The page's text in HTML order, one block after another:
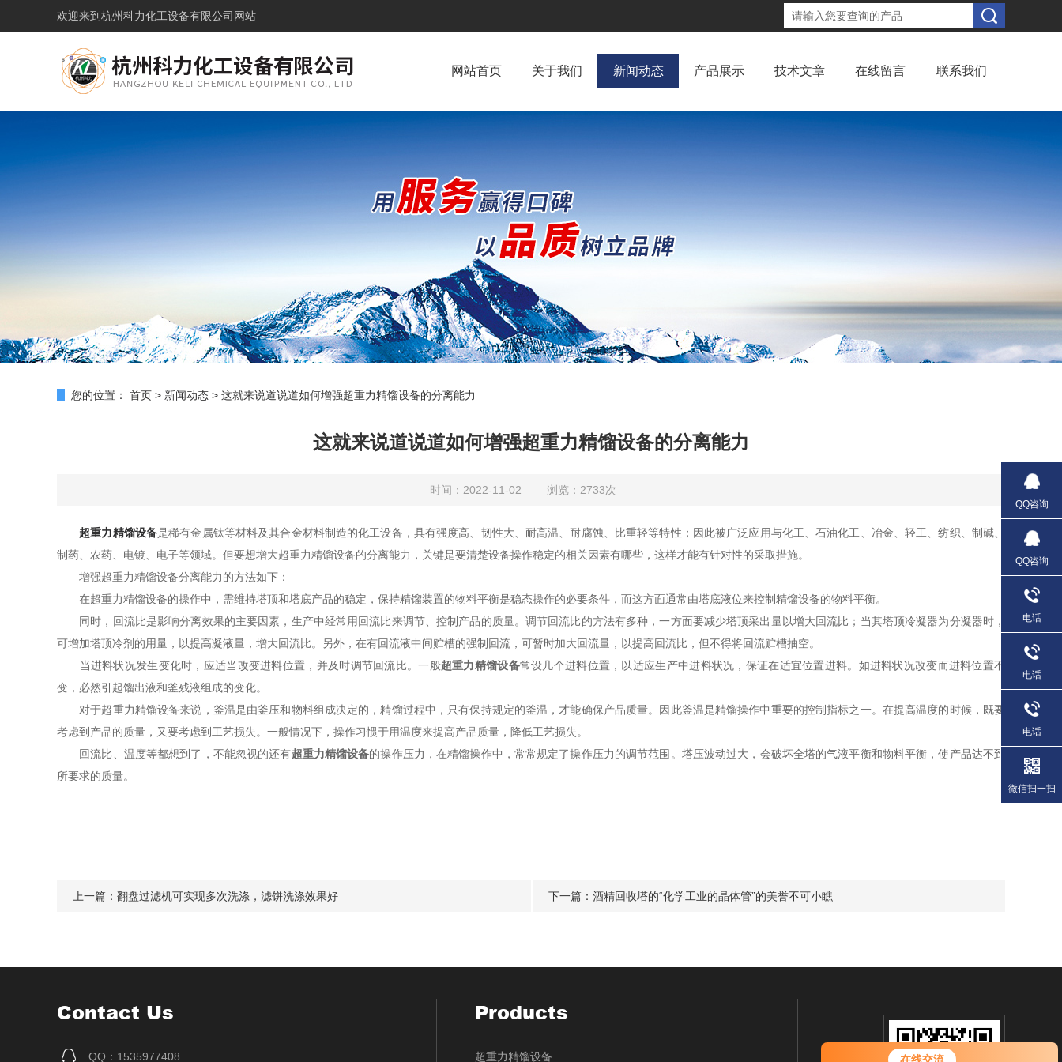
欢迎来到 杭州科力化工设备有限公司网站
网站首页 关于我们 新闻动态 产品展示 技术文章 在线留言 联系我们
您的位置： 首页 > 新闻动态 > 这就来说道说道如何增强超重力精馏设备的分离能力
这就来说道说道如何增强超重力精馏设备的分离能力
时间：2022-11-02 浏览：2733次
超重力精馏设备是稀有金属钛等材料及其合金材料制造的化工设备，具有强度高、韧性大、耐高温、耐腐蚀、比重轻等特性；因此被广泛应用与化工、石油化工、冶金、轻工、纺织、制碱、
制药、农药、电镀、电子等领域。但要想增大超重力精馏设备的分离能力，关键是要清楚设备操作稳定的相关因素有哪些，这样才能有针对性的采取措施。
增强超重力精馏设备分离能力的方法如下：
在超重力精馏设备的操作中，需维持塔顶和塔底产品的稳定，保持精馏装置的物料平衡是稳态操作的必要条件，而这方面通常由塔底液位来控制精馏设备的物料平衡。
同时，回流比是影响分离效果的主要因素，生产中经常用回流比来调节、控制产品的质量。调节回流比的方法有多种，一方面要减少塔顶采出量以增大回流比；当其塔顶冷凝器为分凝器时，
可增加塔顶冷剂的用量，以提高凝液量，增大回流比。另外，在有回流液中间贮槽的强制回流，可暂时加大回流量，以提高回流比，但不得将回流贮槽抽空。
当进料状况发生变化时，应适当改变进料位置，并及时调节回流比。一般超重力精馏设备常设几个进料位置，以适应生产中进料状况，保证在适宜位置进料。如进料状况改变而进料位置不
变，必然引起馏出液和釜残液组成的变化。
对于超重力精馏设备来说，釜温是由釜压和物料组成决定的，精馏过程中，只有保持规定的釜温，才能确保产品质量。因此釜温是精馏操作中重要的控制指标之一。在提高温度的时候，既要
考虑到产品的质量，又要考虑到工艺损失。一般情况下，操作习惯于用温度来提高产品质量，降低工艺损失。
回流比、温度等都想到了，不能忽视的还有超重力精馏设备的操作压力，在精馏操作中，常常规定了操作压力的调节范围。塔压波动过大，会破坏全塔的气液平衡和物料平衡，使产品达不到
所要求的质量。
上一篇： 翻盘过滤机可实现多次洗涤，滤饼洗涤效果好 下一篇： 酒精回收塔的“化学工业的晶体管”的美誉不可小瞧
Contact Us
QQ：1535977408
Products
超重力精馏设备
QQ咨询
QQ咨询
电话
电话
电话
微信扫一扫